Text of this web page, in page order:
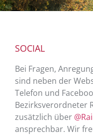
SOCIAL
Bei Fragen,
sind neben der
Telefon und
Bezirksverordneter
zusätzlich über
ansprechbar. Wir